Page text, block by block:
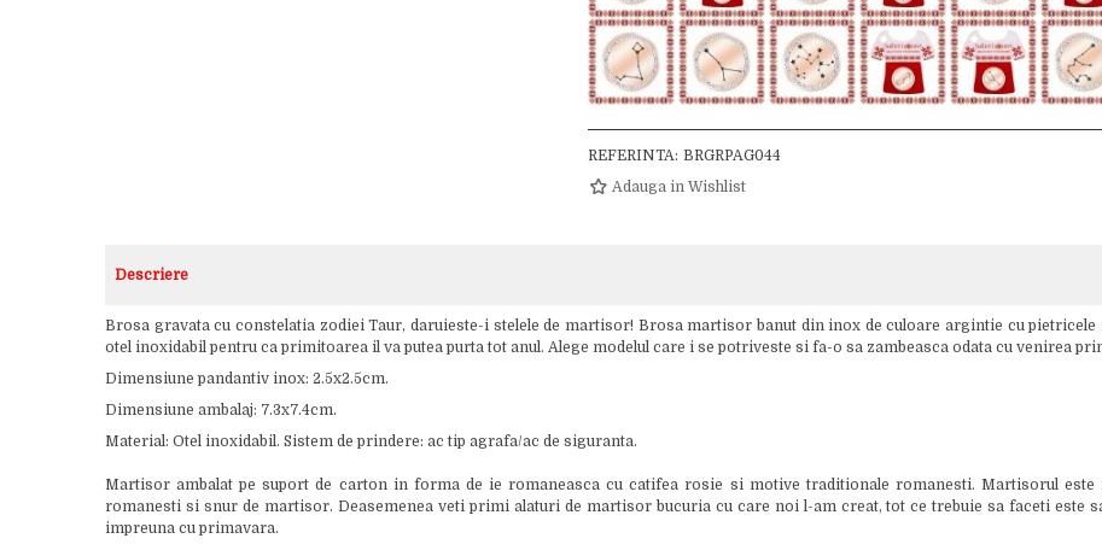
REFERINTA: BRGRPAG044
Adauga in Wishlist
Descriere
Brosa gravata cu constelatia zodiei Taur, daruieste-i stelele de martisor! Brosa martisor banut din inox de culoare argintie cu
otel inoxidabil pentru ca primitoarea il va putea purta tot anul. Alege modelul care i se potriveste si fa-o sa zambeasca odata cu venirea
Dimensiune pandantiv inox: 2.5x2.5cm.
Dimensiune ambalaj: 7.3x7.4cm.
Material: Otel inoxidabil. Sistem de prindere: ac tip agrafa/ac de siguranta.
Martisor ambalat pe suport de carton in forma de ie romaneasca cu catifea rosie si motive traditionale romanesti. Martisorul
romanesti si snur de martisor. Deasemenea veti primi alaturi de martisor bucuria cu care noi l-am creat, tot ce trebuie sa faceti este
impreuna cu primavara.